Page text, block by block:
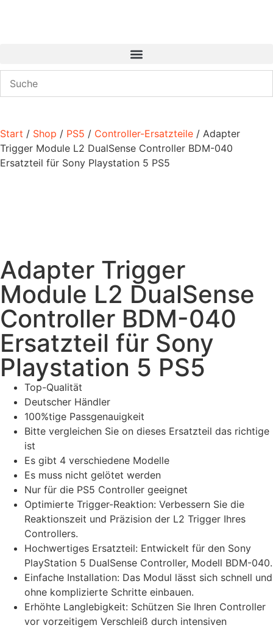
Start / Shop / PS5 / Controller-Ersatzteile / Adapter
Trigger Module L2 DualSense Controller BDM-040
Ersatzteil für Sony Playstation 5 PS5
Adapter Trigger
Module L2 DualSense
Controller BDM-040
Ersatzteil für Sony
Playstation 5 PS5
Top-Qualität
Deutscher Händler
100%tige Passgenauigkeit
Bitte vergleichen Sie on dieses Ersatzteil das richtige
ist
Es gibt 4 verschiedene Modelle
Es muss nicht gelötet werden
Nur für die PS5 Controller geeignet
Optimierte Trigger-Reaktion: Verbessern Sie die
Reaktionszeit und Präzision der L2 Trigger Ihres
Controllers.
Hochwertiges Ersatzteil: Entwickelt für den Sony
PlayStation 5 DualSense Controller, Modell BDM-040.
Einfache Installation: Das Modul lässt sich schnell und
ohne komplizierte Schritte einbauen.
Erhöhte Langlebigkeit: Schützen Sie Ihren Controller
vor vorzeitigem Verschleiß durch intensiven